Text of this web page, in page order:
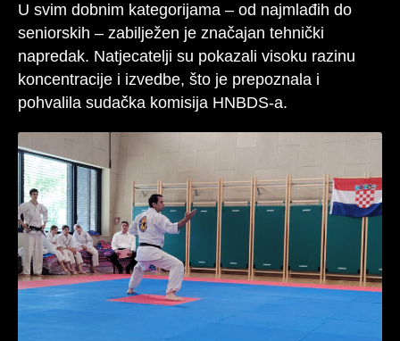
U svim dobnim kategorijama – od najmlađih do
seniorskih – zabilježen je značajan tehnički
napredak. Natjecatelji su pokazali visoku razinu
koncentracije i izvedbe, što je prepoznala i
pohvalila sudačka komisija HNBDS-a.